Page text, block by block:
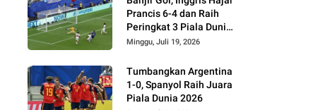
Prancis 6-4 dan Raih
Peringkat 3 Piala Dunia
2026
Minggu, Juli 19, 2026
Tumbangkan Argentina
1-0, Spanyol Raih Juara
Piala Dunia 2026